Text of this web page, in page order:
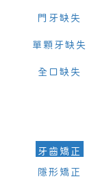
門牙缺失
單顆牙缺失
全口缺失
牙齒矯正
隱形矯正